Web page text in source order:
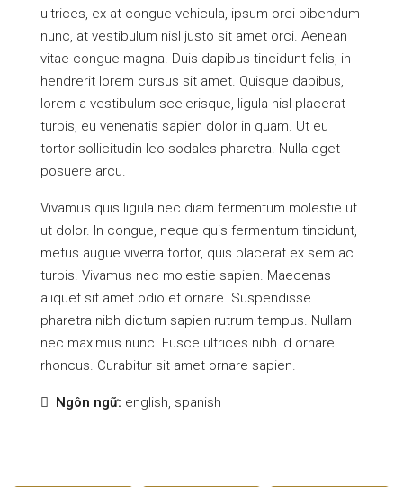
ultrices, ex at congue vehicula, ipsum orci bibendum
nunc, at vestibulum nisl justo sit amet orci. Aenean
vitae congue magna. Duis dapibus tincidunt felis, in
hendrerit lorem cursus sit amet. Quisque dapibus,
lorem a vestibulum scelerisque, ligula nisl placerat
turpis, eu venenatis sapien dolor in quam. Ut eu
tortor sollicitudin leo sodales pharetra. Nulla eget
posuere arcu.
Vivamus quis ligula nec diam fermentum molestie ut
ut dolor. In congue, neque quis fermentum tincidunt,
metus augue viverra tortor, quis placerat ex sem ac
turpis. Vivamus nec molestie sapien. Maecenas
aliquet sit amet odio et ornare. Suspendisse
pharetra nibh dictum sapien rutrum tempus. Nullam
nec maximus nunc. Fusce ultrices nibh id ornare
rhoncus. Curabitur sit amet ornare sapien.
Ngôn ngữ: english, spanish